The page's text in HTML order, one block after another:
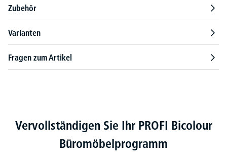
Zubehör
Varianten
Fragen zum Artikel
Produktgalerie überspringen
Vervollständigen Sie Ihr PROFI Bicolour
Büromöbelprogramm